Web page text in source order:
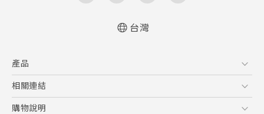
台灣
產品
5G
智慧型手機
相關連結
HTC Research
購物說明